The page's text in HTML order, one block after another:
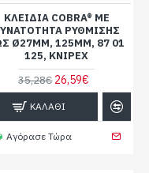
ΚΛΕΙΔΙΆ COBRA® ΜΕ
ΡΎΘΜΙΣΗΣ
Ø27MM, 125MM, 87 01
125, KNIPEX
35,28€ 26,59€
ΚΑΛΆΘΙ
Αγόρασε Τώρα